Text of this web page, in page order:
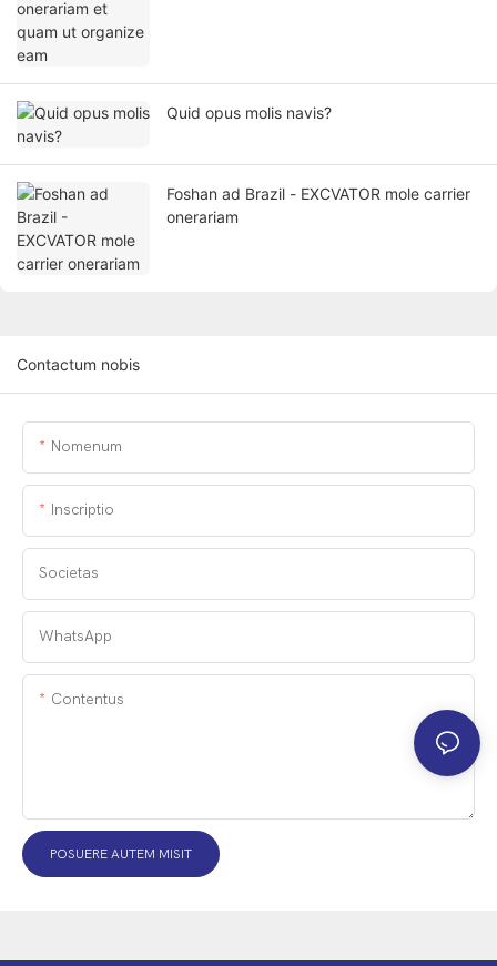
Quid opus molis navis?
Foshan ad Brazil - EXCVATOR mole carrier
onerariam
Contactum nobis
Nomenum
Inscriptio
Societas
WhatsApp
Contentus
POSUERE AUTEM MISIT